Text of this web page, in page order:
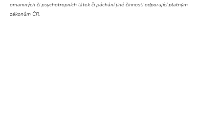
omamných či psychotropních látek či páchání jiné činnosti odporující platným
zákonům ČR.